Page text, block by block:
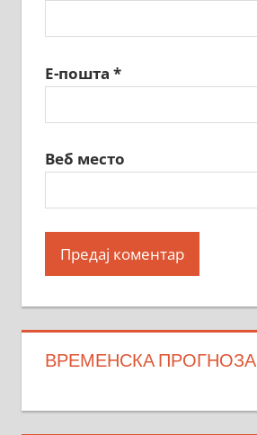
Е-пошта *
Веб место
ВРЕМЕНСКА ПРОГНОЗА